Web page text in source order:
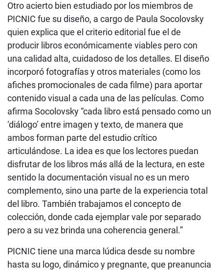
Otro acierto bien estudiado por los miembros de
PICNIC fue su diseño, a cargo de Paula Socolovsky
quien explica que el criterio editorial fue el de
producir libros económicamente viables pero con
una calidad alta, cuidadoso de los detalles. El diseño
incorporó fotografías y otros materiales (como los
afiches promocionales de cada filme) para aportar
contenido visual a cada una de las películas. Como
afirma Socolovsky “cada libro está pensado como un
‘diálogo’ entre imagen y texto, de manera que
ambos forman parte del estudio crítico
articulándose. La idea es que los lectores puedan
disfrutar de los libros más allá de la lectura, en este
sentido la documentación visual no es un mero
complemento, sino una parte de la experiencia total
del libro. También trabajamos el concepto de
colección, donde cada ejemplar vale por separado
pero a su vez brinda una coherencia general.”
PICNIC tiene una marca lúdica desde su nombre
hasta su logo, dinámico y pregnante, que preanuncia